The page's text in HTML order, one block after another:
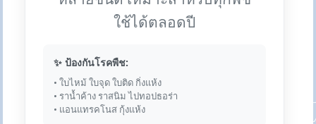
ใช้ได้ตลอดปี
✨ ป้องกันโรคพืช:
• ใบไหม้ ใบจุด ใบติด กิ่งแห้ง
• ราน้ำค้าง ราสนิม ไปทอปธอร่า
• แอนแทรคโนส กุ้งแห้ง